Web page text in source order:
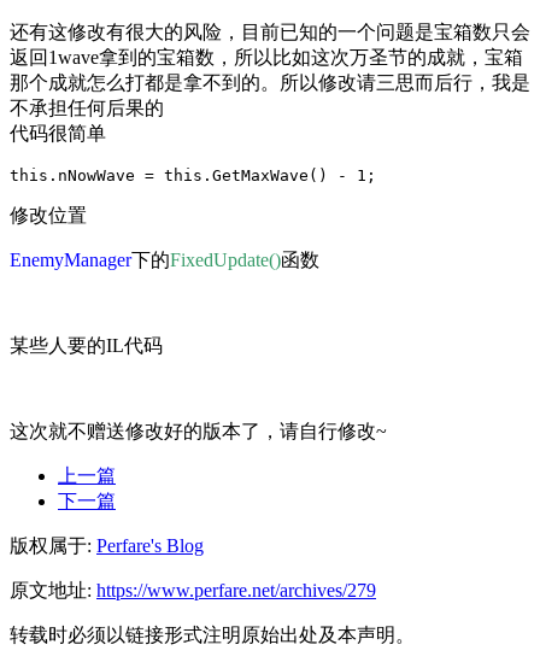
还有这修改有很大的风险，目前已知的一个问题是宝箱数只会
返回1wave拿到的宝箱数，所以比如这次万圣节的成就，宝箱
那个成就怎么打都是拿不到的。所以修改请三思而后行，我是
不承担任何后果的
代码很简单
修改位置
EnemyManager下的FixedUpdate()函数
某些人要的IL代码
这次就不赠送修改好的版本了，请自行修改~
上一篇
下一篇
版权属于: Perfare's Blog
原文地址: https://www.perfare.net/archives/279
转载时必须以链接形式注明原始出处及本声明。